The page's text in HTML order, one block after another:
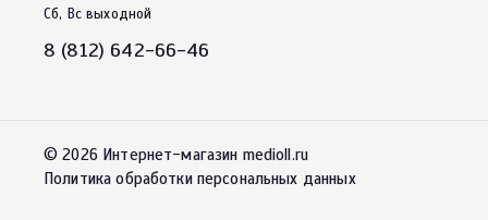
Сб, Вс выходной
8 (812) 642-66-46
© 2026 Интернет-магазин medioll.ru
Политика обработки персональных данных